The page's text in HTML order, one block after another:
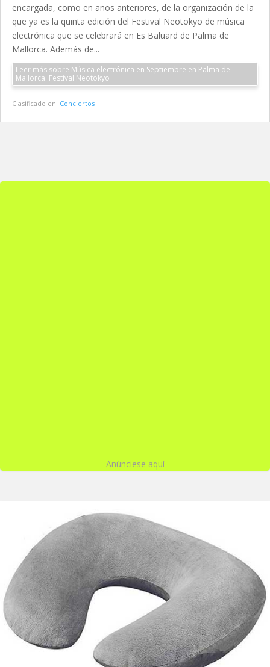
encargada, como en años anteriores, de la organización de la
que ya es la quinta edición del Festival Neotokyo de música
electrónica que se celebrará en Es Baluard de Palma de
Mallorca. Además de...
Leer más sobre Música electrónica en Septiembre en Palma de
Mallorca. Festival Neotokyo
Clasificado en: Conciertos
Anúnciese aquí